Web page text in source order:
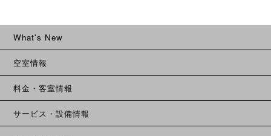
What's New
空室情報
料金・客室情報
サービス・設備情報